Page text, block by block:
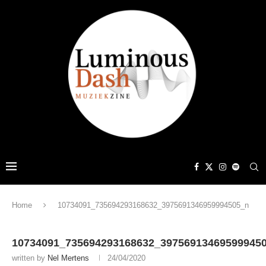
Home 10734091_735694293168632_3975691346959994505_n
written by Nel Mertens 24/04/2020